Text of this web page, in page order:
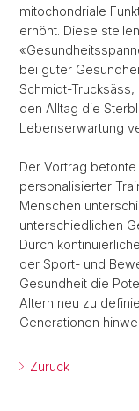
mitochondriale
erhöht. Diese
bei guter
Schmidt-
den Alltag die
Lebenserwartung
Der Vortrag
personalisierter
Menschen
unterschiedlichen
Durch
der Sport- und
Gesundheit die
Altern neu zu
Generationen
Zurück